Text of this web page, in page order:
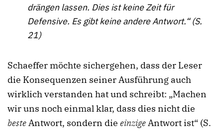
drängen lassen. Dies ist keine Zeit für
Defensive. Es gibt keine andere Antwort.“ (S.
21)
Schaeffer möchte sichergehen, dass der Leser
die Konsequenzen seiner Ausführung auch
wirklich verstanden hat und schreibt: „Machen
wir uns noch einmal klar, dass dies nicht die
besteAntwort, sondern die einzigeAntwort ist“ (S.